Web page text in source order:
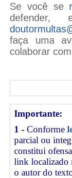
Se você se
defender,
faça uma
colaborar
Importante:
1 - Conforme
parcial ou
constitui
link localizado
o autor do